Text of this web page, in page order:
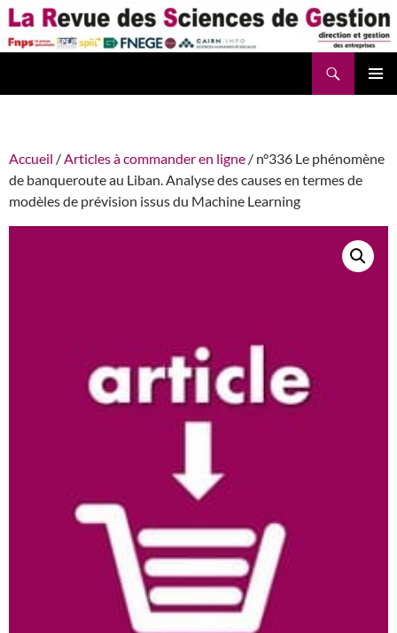
Aller
au
contenu
Accueil /Articles à commander en ligne / n°336 Le phénomène
de banqueroute au Liban. Analyse des causes en termes de
modèles de prévision issus du Machine Learning